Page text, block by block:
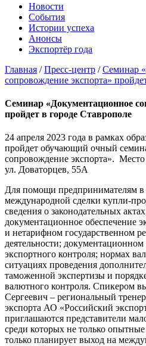
Новости
События
Истории успеха
Анонсы
Экспортёр года
Главная /Пресс-центр /Семинар
сопровождение экспорта»
Семинар «Документационное
пройдет в городе Ставрополе
24 апреля 2023 года в рамках
пройдет обучающий очный
сопровождение экспорта».
ул. Доваторцев, 55А
Для помощи предпринимателям в
международной сделки купли-
сведения о законодательных
документационное обеспечение
и нетарифном государственном
деятельности;
экспортного контроля; нормах
ситуациях проведения
таможенной экспертизы и
валютного контроля. Спикером
Сергеевич – региональный
экспорта АО «Российский
приглашаются представители
среди которых не только
только планирует выход на